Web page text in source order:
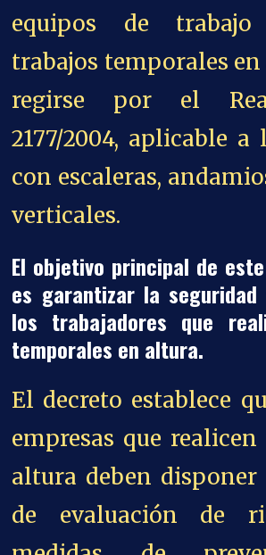
equipos de
trabajos temporales
regirse por el
2177/2004, aplicable a
con escaleras,
verticales.
El objetivo principal de
es garantizar la
los trabajadores que
temporales en altura.
El decreto establece
empresas que
altura deben
de evaluación de